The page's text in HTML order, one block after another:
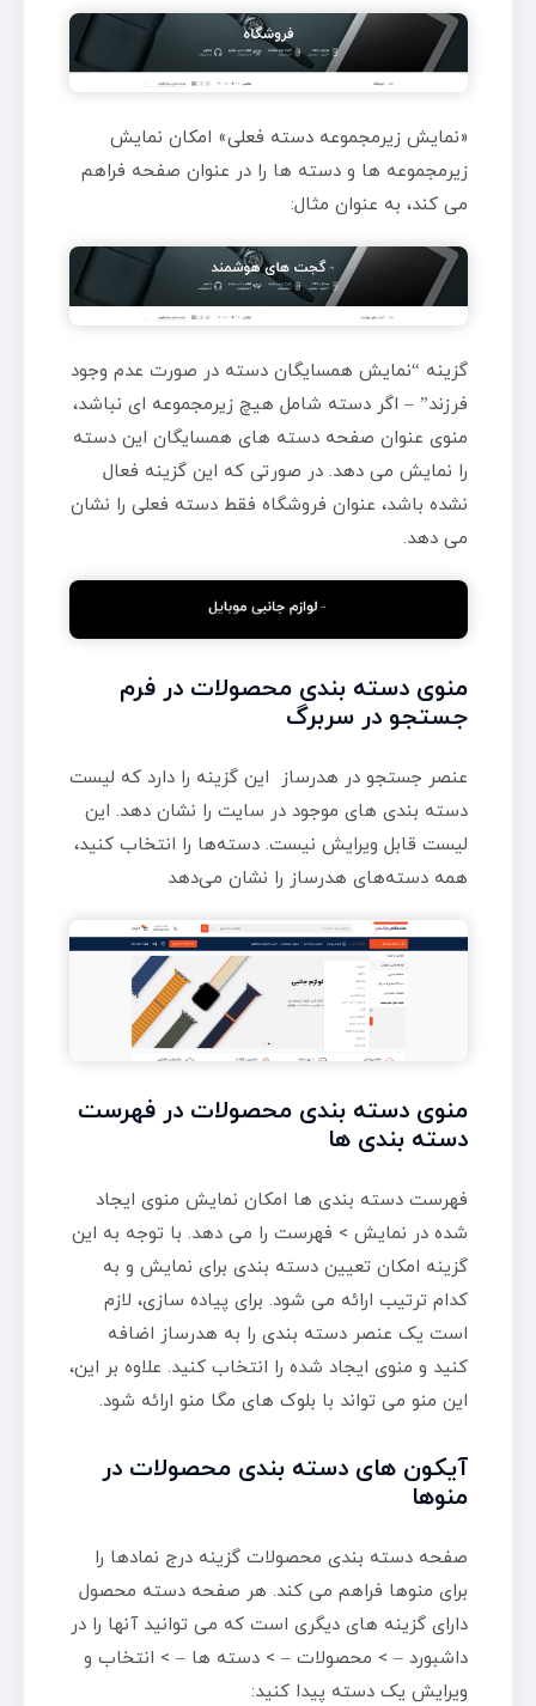
«نمایش زیرمجموعه دسته فعلی» امکان نمایش
زیرمجموعه ها و دسته ها را در عنوان صفحه فراهم
می کند، به عنوان مثال:
گزینه “نمایش همسایگان دسته در صورت عدم وجود
فرزند” – اگر دسته شامل هیچ زیرمجموعه ای نباشد،
منوی عنوان صفحه دسته های همسایگان این دسته
را نمایش می دهد. در صورتی که این گزینه فعال
نشده باشد، عنوان فروشگاه فقط دسته فعلی را نشان
می دهد.
منوی دسته بندی محصولات در فرم
جستجو در سربرگ
عنصر جستجو در هدرساز این گزینه را دارد که لیست
دسته بندی های موجود در سایت را نشان دهد. این
لیست قابل ویرایش نیست. دسته‌ها را انتخاب کنید،
همه دسته‌های هدرساز را نشان می‌دهد
منوی دسته بندی محصولات در فهرست
دسته بندی ها
فهرست دسته بندی ها امکان نمایش منوی ایجاد
شده در نمایش > فهرست را می دهد. با توجه به این
گزینه امکان تعیین دسته بندی برای نمایش و به
کدام ترتیب ارائه می شود. برای پیاده سازی، لازم
است یک عنصر دسته بندی را به هدرساز اضافه
کنید و منوی ایجاد شده را انتخاب کنید. علاوه بر این،
این منو می تواند با بلوک های مگا منو ارائه شود.
آیکون های دسته بندی محصولات در
منوها
صفحه دسته بندی محصولات گزینه درج نمادها را
برای منوها فراهم می کند. هر صفحه دسته محصول
دارای گزینه های دیگری است که می توانید آنها را در
داشبورد – > محصولات – > دسته ها – > انتخاب و
ویرایش یک دسته پیدا کنید: